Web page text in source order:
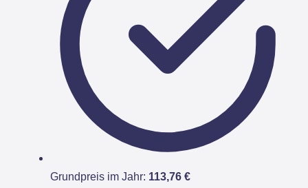
Grundpreis im Jahr: 113,76 €